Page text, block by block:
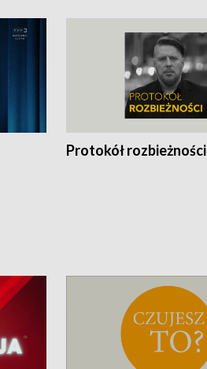
Protokół rozbieżności